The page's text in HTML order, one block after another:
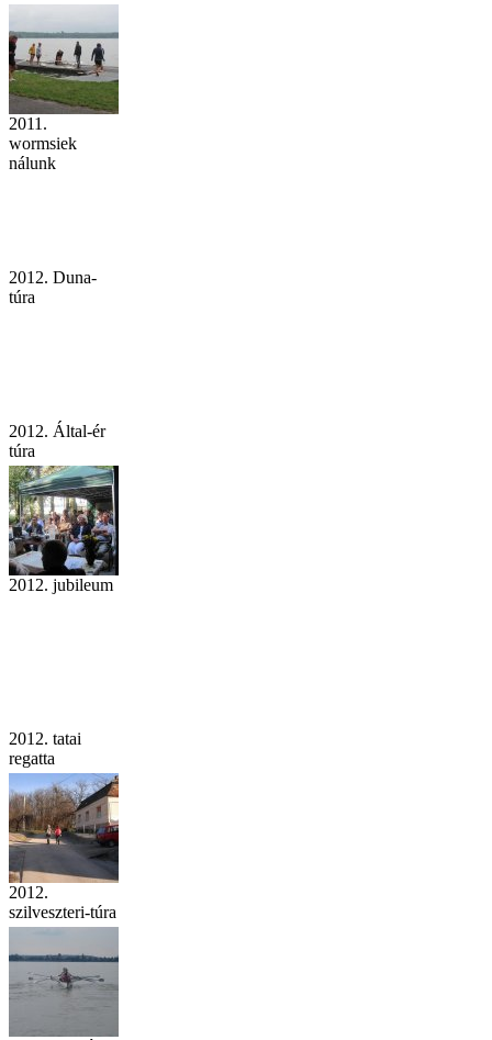
2011.
wormsiek
nálunk
2012. Duna-
túra
2012. Által-ér
túra
2012. jubileum
2012. tatai
regatta
2012.
szilveszteri-túra